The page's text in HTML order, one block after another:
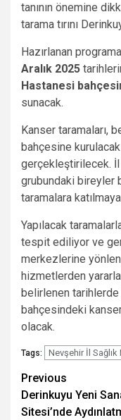
tanının önemine
tarama tırını
Hazırlanan
Aralık 2025
Hastanesi
sunacak.
Kanser taramaları,
bahçesine
gerçekleştirilecek.
grubundaki bireyler
taramalara
Yapılacak
tespit ediliyor ve
merkezlerine
hizmetlerden
belirlenen
bahçesindeki
olacak.
Tags: Nevşehir İl Sağlık
Post
Previous
Derinkuyu Yeni
Sitesi’nde